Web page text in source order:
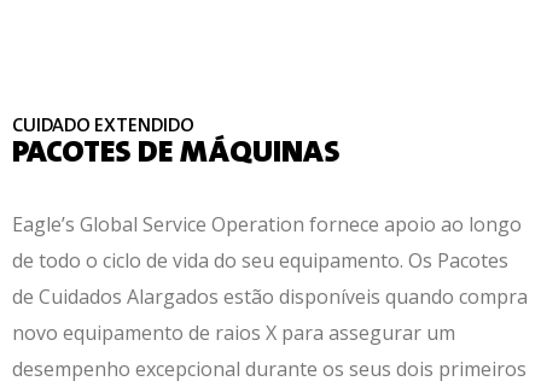
CUIDADO EXTENDIDO
PACOTES DE MÁQUINAS
Eagle’s Global Service Operation fornece apoio ao longo
de todo o ciclo de vida do seu equipamento. Os Pacotes
de Cuidados Alargados estão disponíveis quando compra
novo equipamento de raios X para assegurar um
desempenho excepcional durante os seus dois primeiros